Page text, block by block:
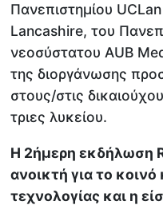
Πανεπιστημίου
Lancashire, του
νεοσύστατου AUB
της διοργάνωσης
στους/στις
τριες λυκείου.
Η 2ήμερη εκδήλωση
ανοικτή για το
τεχνολογίας και η